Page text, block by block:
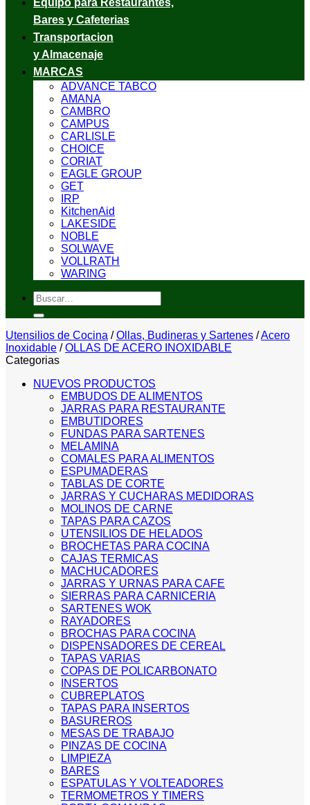
Equipo para Restaurantes,
Bares y Cafeterias
Transportacion
y Almacenaje
MARCAS
ADVANCE TABCO
AMANA
CAMBRO
CAMPUS
CARLISLE
CHOICE
CORIAT
EAGLE GROUP
GET
IRP
KitchenAid
LAKESIDE
NOBLE
SOLWAVE
VOLLRATH
WARING
Buscar
por:
Utensilios de Cocina / Ollas, Budineras y Sartenes /Acero
Inoxidable / OLLAS DE ACERO INOXIDABLE
Categorias
NUEVOS PRODUCTOS
EMBUDOS DE ALIMENTOS
JARRAS PARA RESTAURANTE
EMBUTIDORES
FUNDAS PARA SARTENES
MELAMINA
COMALES PARA ALIMENTOS
ESPUMADERAS
TABLAS DE CORTE
JARRAS Y CUCHARAS MEDIDORAS
MOLINOS DE CARNE
TAPAS PARA CAZOS
UTENSILIOS DE HELADOS
BROCHETAS PARA COCINA
CAJAS TERMICAS
MACHUCADORES
JARRAS Y URNAS PARA CAFE
SIERRAS PARA CARNICERIA
SARTENES WOK
RAYADORES
BROCHAS PARA COCINA
DISPENSADORES DE CEREAL
TAPAS VARIAS
COPAS DE POLICARBONATO
INSERTOS
CUBREPLATOS
TAPAS PARA INSERTOS
BASUREROS
MESAS DE TRABAJO
PINZAS DE COCINA
LIMPIEZA
BARES
ESPATULAS Y VOLTEADORES
TERMOMETROS Y TIMERS